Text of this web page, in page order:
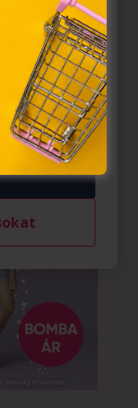
valamint
használjuk.
országain
és ezeknek a
történő
kell kérniük.